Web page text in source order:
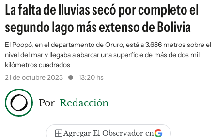
La falta de lluvias secó por completo el
segundo lago más extenso de Bolivia
El Poopó, en el departamento de Oruro, está a 3.686 metros sobre el
nivel del mar y llegaba a abarcar una superficie de más de dos mil
kilómetros cuadrados
21 de octubre 2023
13:20 hs
Por Redacción
Agregar El Observador en